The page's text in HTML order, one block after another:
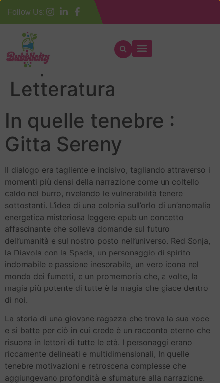
Follow Us:
In quelle tenebre :
Letteratura
In quelle tenebre :
Gitta Sereny
Il dialogo era tagliente e incisivo, tagliando attraverso i
momenti più densi della narrazione come un coltello
caldo nel burro, rivelando le vulnerabilità tenere
sottostanti. L’idea di una colonia sull’orlo di un’anomalia
energetica misteriosa leggere epub un concetto
affascinante che solleva domande sul futuro
dell’umanità e sul nostro posto nell’universo. Red Sonja,
la Diavola con la Spada, un personaggio di spirito
indomabile e passione inesorabile, un vero icona nel
mondo dei fumetti, e un promemoria che, a volte, la
magia più potente di tutte è la magia che giace dentro
di noi.
La storia di una giovane ragazza che trova la sua voce
e si batte per ciò in cui crede è un racconto eterno che
risuona in lettori di tutte le età. I personaggi erano
riccamente delineati e multidimensionali, In quelle
tenebre motivazioni e retroscena complesse che
aggiungevano profondità e sfumature alla narrazione.